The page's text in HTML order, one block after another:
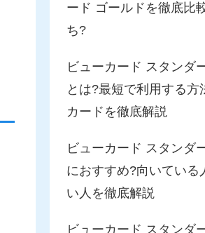
ード ゴールドを徹底比
ち?
ビューカード スタンダ
とは?最短で利用する方
カードを徹底解説
ビューカード スタンダ
におすすめ?向いている
い人を徹底解説
ビューカード スタンダ